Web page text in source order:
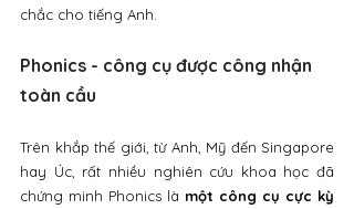
chắc cho tiếng Anh.
Phonics - công cụ được công nhận
toàn cầu
Trên khắp thế giới, từ Anh, Mỹ đến Singapore
hay Úc, rất nhiều nghiên cứu khoa học đã
chứng minh Phonics là một công cụ cực kỳ